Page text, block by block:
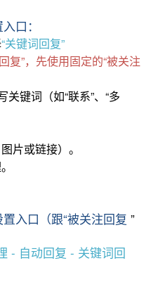
口：
“关键词回复”
复”，先使用固定的“被关注
关键词（如“联系”、“多
片或链接）。
入口 （跟“被关注回复 ”
- 自动回复 - 关键词回